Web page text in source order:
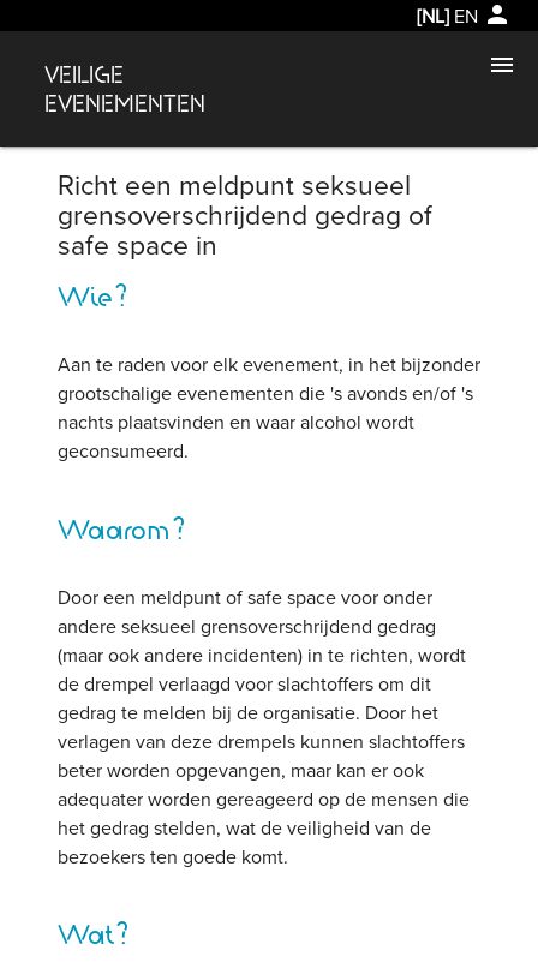
[NL] EN person
menu
VEILIGE
EVENEMENTEN
Richt een meldpunt seksueel
grensoverschrijdend gedrag of
safe space in
Wie?
Aan te raden voor elk evenement, in het bijzonder
grootschalige evenementen die 's avonds en/of 's
nachts plaatsvinden en waar alcohol wordt
geconsumeerd.
Waarom?
Door een meldpunt of safe space voor onder
andere seksueel grensoverschrijdend gedrag
(maar ook andere incidenten) in te richten, wordt
de drempel verlaagd voor slachtoffers om dit
gedrag te melden bij de organisatie. Door het
verlagen van deze drempels kunnen slachtoffers
beter worden opgevangen, maar kan er ook
adequater worden gereageerd op de mensen die
het gedrag stelden, wat de veiligheid van de
bezoekers ten goede komt.
Wat?